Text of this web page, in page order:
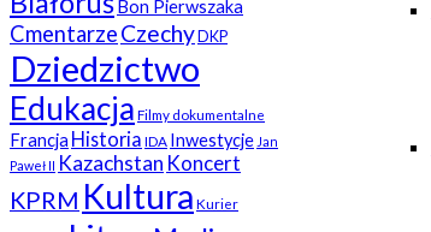
Bon Pierwszaka
CmentarzeCzechy DKP
Dziedzictwo
Edukacja Filmy dokumentalne
Francja Historia IDA Inwestycje Jan
Paweł II Kazachstan Koncert
KPRM Kultura Kurier